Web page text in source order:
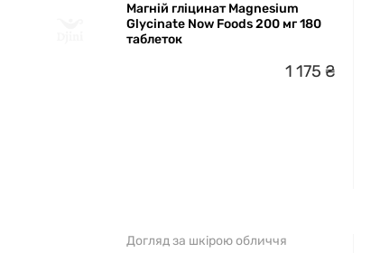
Магній гліцинат Magnesium
Glycinate Now Foods 200 мг 180
таблеток
1 175 ₴
Догляд за шкірою обличчя